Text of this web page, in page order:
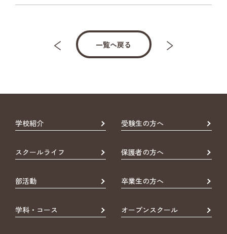
一覧へ戻る
学校紹介 受験生の方へ
スクールライフ 保護者の方へ
部活動 卒業生の方へ
学科・コース オープンスクール